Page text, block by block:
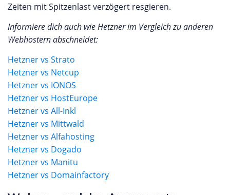
Zeiten mit Spitzenlast verzögert resgieren.
Informiere dich auch wie Hetzner im Vergleich zu anderen
Webhostern abschneidet:
Hetzner vs Strato
Hetzner vs Netcup
Hetzner vs IONOS
Hetzner vs HostEurope
Hetzner vs All-Inkl
Hetzner vs Mittwald
Hetzner vs Alfahosting
Hetzner vs Dogado
Hetzner vs Manitu
Hetzner vs Domainfactory